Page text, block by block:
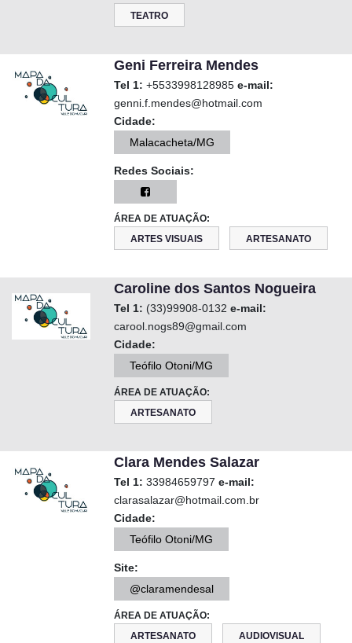
TEATRO
Geni Ferreira Mendes
Tel 1: +5533998128985 e-mail:
genni.f.mendes@hotmail.com
Cidade:
Malacacheta/MG
Redes Sociais:
ÁREA DE ATUAÇÃO:
ARTES VISUAIS
ARTESANATO
Caroline dos Santos Nogueira
Tel 1: (33)99908-0132 e-mail:
carool.nogs89@gmail.com
Cidade:
Teófilo Otoni/MG
ÁREA DE ATUAÇÃO:
ARTESANATO
Clara Mendes Salazar
Tel 1: 33984659797 e-mail:
clarasalazar@hotmail.com.br
Cidade:
Teófilo Otoni/MG
Site:
@claramendesal
ÁREA DE ATUAÇÃO:
ARTESANATO
AUDIOVISUAL